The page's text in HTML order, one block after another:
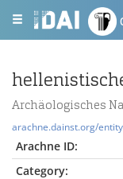
Archäologisches
arachne.dainst.org/
Arachne ID:
Category: